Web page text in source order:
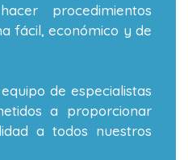
procedimientos
fácil, económico y de
de especialistas
a proporcionar
a todos nuestros